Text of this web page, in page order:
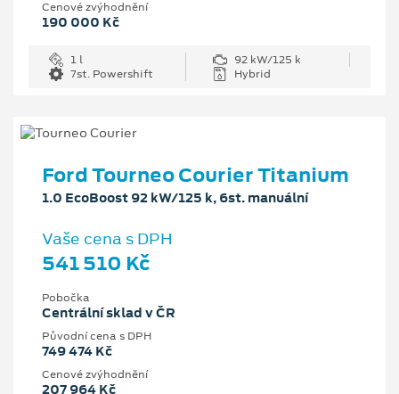
Cenové zvýhodnění
190 000 Kč
1 l
92 kW/125 k
7st. Powershift
Hybrid
Ford Tourneo Courier Titanium
1.0 EcoBoost 92 kW/125 k, 6st. manuální
Vaše cena s DPH
541 510 Kč
Pobočka
Centrální sklad v ČR
Původní cena s DPH
749 474 Kč
Cenové zvýhodnění
207 964 Kč